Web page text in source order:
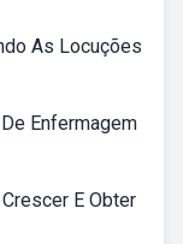
As Locuções
Enfermagem
E Obter